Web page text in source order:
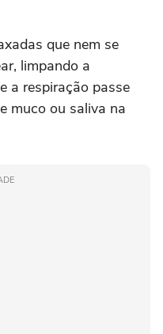
que nem se
limpando a
a respiração passe
muco ou saliva na